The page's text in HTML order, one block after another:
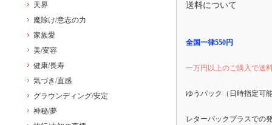
送料について
全国一律550円
一万円以上のご購入で送
ゆうパック（日時指定可
レターパックプラスでの
天界
魔除け/意志の力
家族愛
美/変容
健康/長寿
気づき/直感
グラウンディング/安定
神秘/夢